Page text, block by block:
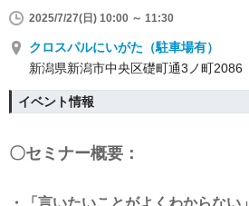
2025/7/27(日) 10:00 ～ 11:30
クロスパルにいがた（駐車場有）
新潟県新潟市中央区礎町通3ノ町2086
イベント情報
〇セミナー概要：
・「言いたいことがよくわからない」